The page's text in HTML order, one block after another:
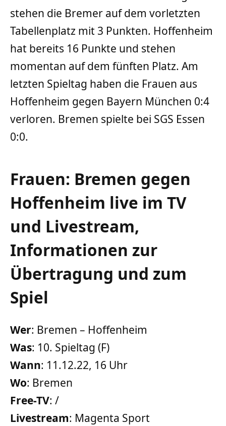
stehen die Bremer auf dem vorletzten
Tabellenplatz mit 3 Punkten. Hoffenheim
hat bereits 16 Punkte und stehen
momentan auf dem fünften Platz. Am
letzten Spieltag haben die Frauen aus
Hoffenheim gegen Bayern München 0:4
verloren. Bremen spielte bei SGS Essen
0:0.
Frauen: Bremen gegen
Hoffenheim live im TV
und Livestream,
Informationen zur
Übertragung und zum
Spiel
Wer: Bremen – Hoffenheim
Was: 10. Spieltag (F)
Wann: 11.12.22, 16 Uhr
Wo: Bremen
Free-TV: /
Livestream: Magenta Sport